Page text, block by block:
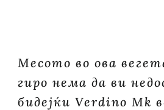
Месото во ова
гиро нема да ви
бидејќи Verdino Mk